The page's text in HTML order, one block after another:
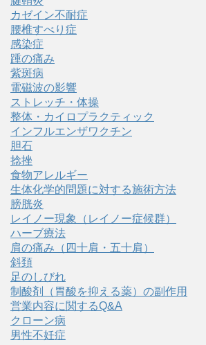
カゼイン不耐症
腰椎すべり症
感染症
踵の痛み
紫斑病
電磁波の影響
ストレッチ・体操
整体・カイロプラクティック
インフルエンザワクチン
胆石
捻挫
食物アレルギー
生体化学的問題に対する施術方法
膀胱炎
レイノー現象（レイノー症候群）
ハーブ療法
肩の痛み（四十肩・五十肩）
斜頚
足のしびれ
制酸剤（胃酸を抑える薬）の副作用
営業内容に関するQ&A
クローン病
男性不妊症